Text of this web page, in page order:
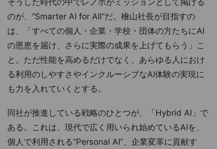
のが、“Smarter AI for All”だ。檜山社長が目指すの
は、「すべての個人・企業・学校・団体の方たちにAI
の恩恵を届け、さらに実際の成果を上げてもらう」こ
と。ただ性能を高めるだけでなく、あらゆる人におけ
る利用のしやすさやインクルーシブなAI体験の実現に
も力を入れていくとする。
同社が推進している戦略のひとつが、「Hybrid AI」で
ある。これは、現代で広く用いられ始めているAIを、
個人で利用される“Personal AI”、企業変革に貢献す